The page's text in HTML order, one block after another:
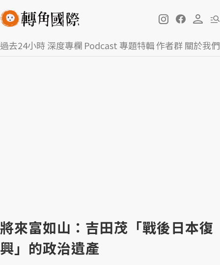
過去24小時深度專欄 Podcast 專題特輯作者群關於我們
將來富如山：吉田茂「戰後日本復
興」的政治遺產